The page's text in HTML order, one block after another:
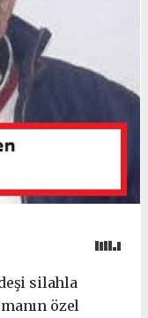
silahla
özel